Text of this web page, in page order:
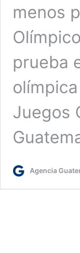
menos
prueba
Juegos
Agencia